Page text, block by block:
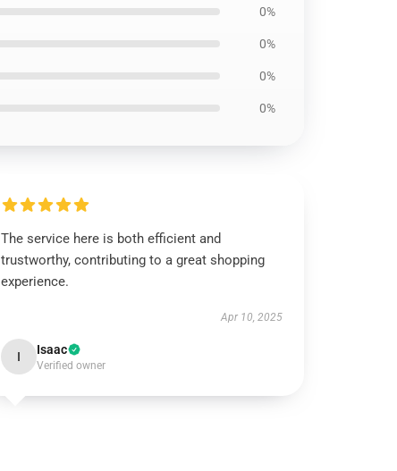
0%
0%
0%
0%
The service here is both efficient and
trustworthy, contributing to a great shopping
experience.
Apr 10, 2025
I Isaac
Verified owner